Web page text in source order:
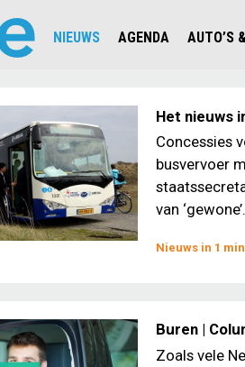
NIEUWS
CIJFERS EN STATISTIEKEN EV'S
AANMELDEN NIEUWSBRIEF
AGENDA
AUTO’S
JOUW
Het nieuws
Concessies
busvervoer
van
Nieuws in 1
Buren |
Zoals vele